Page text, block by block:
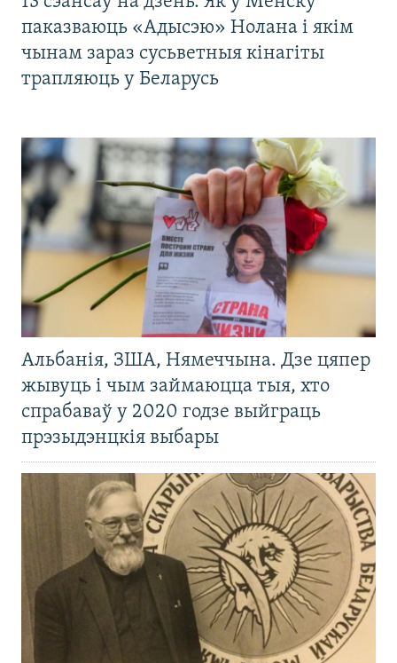
паказваюць «Адысэю» Нолана і якім
чынам зараз сусьветныя кінагіты
трапляюць у Беларусь
Альбанія, ЗША, Нямеччына. Дзе цяпер
жывуць і чым займаюцца тыя, хто
спрабаваў у 2020 годзе выйграць
прэзыдэнцкія выбары